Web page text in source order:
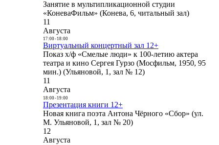
Занятие в мультипликационной студии
«КоневаФильм» (Конева, 6, читальный зал)
11
Августа
17:00- 18:00
Виртуальный концертный зал 12+
Показ х/ф «Смелые люди» к 100-летию актера
театра и кино Сергея Гурзо (Мосфильм, 1950, 95
мин.) (Ульяновой, 1, зал № 12)
11
Августа
18:00- 19:00
Презентация книги 12+
Новая книга поэта Антона Чёрного «Сбор» (ул.
М. Ульяновой, 1, зал № 20)
12
Августа